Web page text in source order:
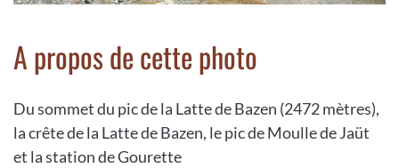
A propos de cette photo
Du sommet du pic de la Latte de Bazen (2472 mètres),
la crête de la Latte de Bazen, le pic de Moulle de Jaüt
et la station de Gourette